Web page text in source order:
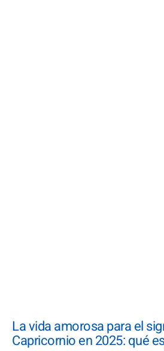
La vida amorosa para el
Capricornio en 2025: qué